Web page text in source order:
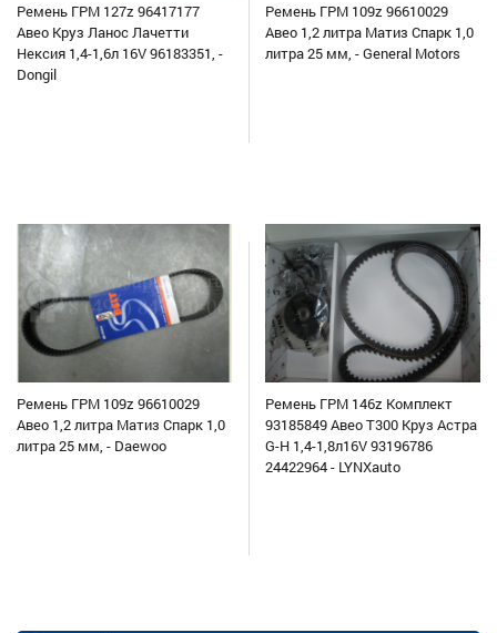
Ремень ГРМ 127z 96417177
Авео Круз Ланос Лачетти
Нексия 1,4-1,6л 16V 96183351, -
Dongil
Ремень ГРМ 109z 96610029
Авео 1,2 литра Матиз Спарк 1,0
литра 25 мм, - General Motors
Ремень ГРМ 109z 96610029
Авео 1,2 литра Матиз Спарк 1,0
литра 25 мм, - Daewoo
Ремень ГРМ 146z Комплект
93185849 Авео Т300 Круз Астра
G-H 1,4-1,8л16V 93196786
24422964 - LYNXauto